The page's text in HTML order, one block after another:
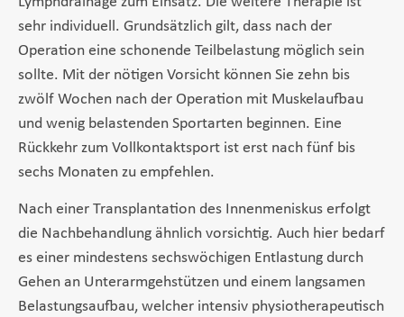
sehr individuell. Grundsätzlich gilt, dass nach der
Operation eine schonende Teilbelastung möglich sein
sollte. Mit der nötigen Vorsicht können Sie zehn bis
zwölf Wochen nach der Operation mit Muskelaufbau
und wenig belastenden Sportarten beginnen. Eine
Rückkehr zum Vollkontaktsport ist erst nach fünf bis
sechs Monaten zu empfehlen.
Nach einer Transplantation des Innenmeniskus erfolgt
die Nachbehandlung ähnlich vorsichtig. Auch hier bedarf
es einer mindestens sechswöchigen Entlastung durch
Gehen an Unterarmgehstützen und einem langsamen
Belastungsaufbau, welcher intensiv physiotherapeutisch